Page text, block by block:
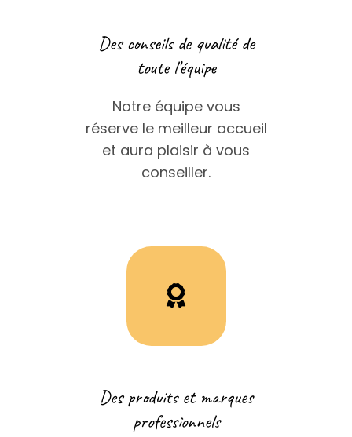
Des conseils de qualité de
toute l’équipe
Notre équipe vous
réserve le meilleur accueil
et aura plaisir à vous
conseiller.
Des produits et marques
professionnels